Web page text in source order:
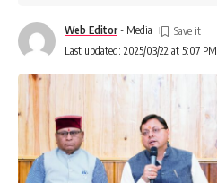
Last updated: 2025/03/22 at 5:07 PM
Web Editor - Media